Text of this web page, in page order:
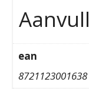
ean
8721123001638